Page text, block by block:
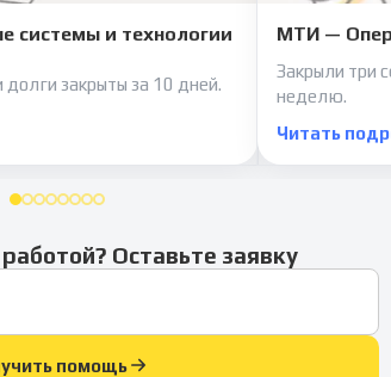
и технологии
закрыты за 10 дней.
МТИ —
Закрыли три
неделю.
Читать
Оставьте заявку
помощь